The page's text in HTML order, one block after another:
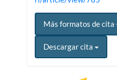
Más formatos de cita
Descargar cita